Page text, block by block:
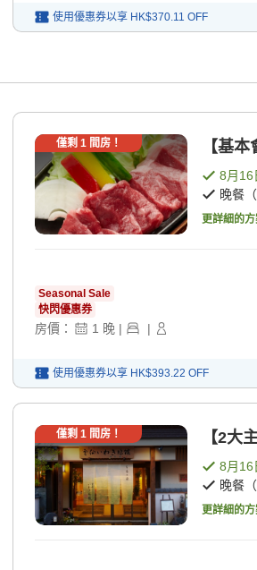
使用優惠券以享 HK$370.11 OFF
僅剩 1間房！ 【基
8月16
晚餐
更詳細的
Seasonal Sale
快閃優惠券
房價： 1 晚 | |
使用優惠券以享 HK$393.22 OFF
僅剩 1間房！ 【2大
8月16
晚餐
更詳細的